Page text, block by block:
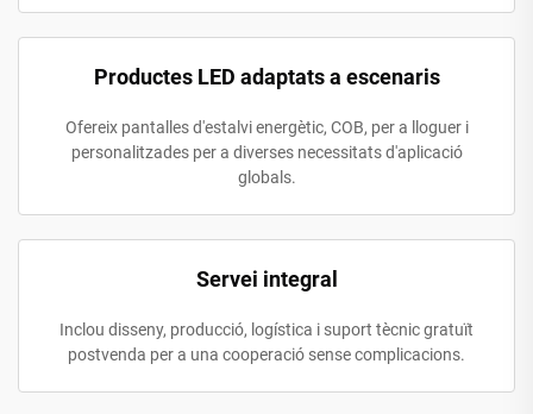
Productes LED adaptats a escenaris
Ofereix pantalles d'estalvi energètic, COB, per a lloguer i
personalitzades per a diverses necessitats d'aplicació
globals.
Servei integral
Inclou disseny, producció, logística i suport tècnic gratuït
postvenda per a una cooperació sense complicacions.